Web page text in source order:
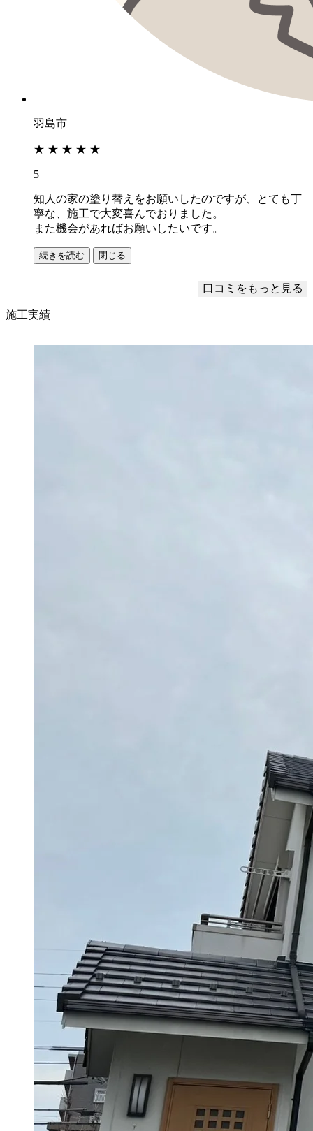
羽島市
★ ★ ★ ★ ★
5
知人の家の塗り替えをお願いしたのですが、とても丁
寧な、施工で大変喜んでおりました。
また機会があればお願いしたいです。
続きを読む 閉じる
口コミをもっと見る
施工実績